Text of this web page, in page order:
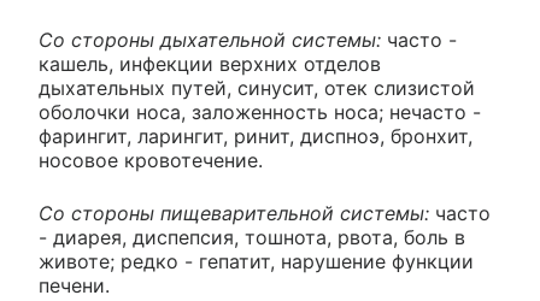
Со стороны дыхательной системы: часто -
кашель, инфекции верхних отделов
дыхательных путей, синусит, отек слизистой
оболочки носа, заложенность носа; нечасто -
фарингит, ларингит, ринит, диспноэ, бронхит,
носовое кровотечение.
Со стороны пищеварительной системы: часто
- диарея, диспепсия, тошнота, рвота, боль в
животе; редко - гепатит, нарушение функции
печени.